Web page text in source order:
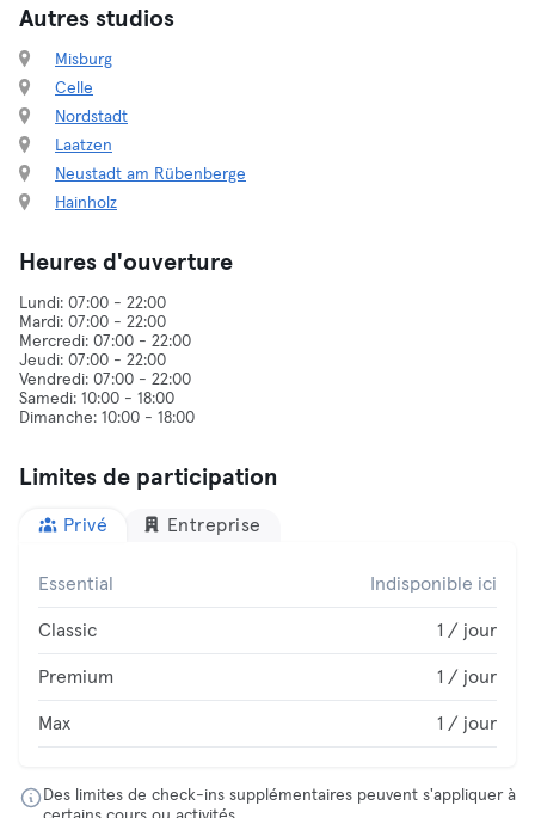
Autres studios
Misburg
Celle
Nordstadt
Laatzen
Neustadt am Rübenberge
Hainholz
Heures d'ouverture
Lundi: 07:00 - 22:00
Mardi: 07:00 - 22:00
Mercredi: 07:00 - 22:00
Jeudi: 07:00 - 22:00
Vendredi: 07:00 - 22:00
Samedi: 10:00 - 18:00
Limites de participation
Privé Entreprise
Essential Indisponible ici
Classic 1 / jour
Premium 1 / jour
Max 1 / jour
Des limites de check-ins supplémentaires peuvent s'appliquer à